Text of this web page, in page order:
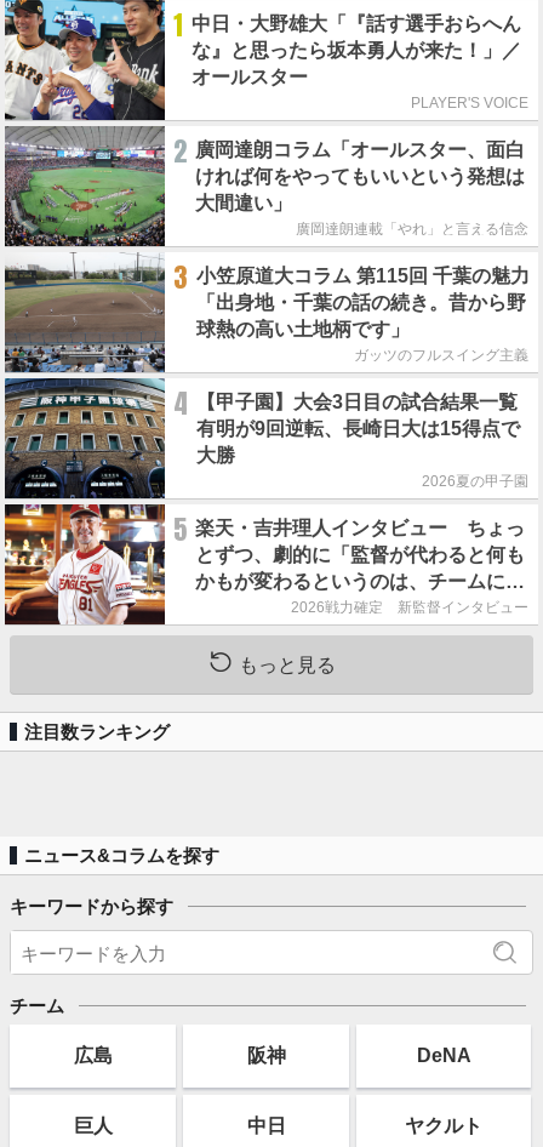
1 中日・大野雄大「『話す選手おらへん
な』と思ったら坂本勇人が来た！」／
オールスター
PLAYER'S VOICE
2 廣岡達朗コラム「オールスター、面白
ければ何をやってもいいという発想は
大間違い」
廣岡達朗連載「やれ」と言える信念
3 小笠原道大コラム 第115回 千葉の魅力
「出身地・千葉の話の続き。昔から野
球熱の高い土地柄です」
ガッツのフルスイング主義
4
【甲子園】大会3日目の試合結果一覧
有明が9回逆転、長崎日大は15得点で
大勝
2026夏の甲子園
5 楽天・吉井理人インタビュー ちょっ
とずつ、劇的に「監督が代わると何も
かもが変わるというのは、チームにと
って良くないことなんです」
2026戦力確定 新監督インタビュー
もっと見る
注目数ランキング
ニュース&コラムを探す
キーワードから探す
チーム
広島 阪神 DeNA
巨人 中日 ヤクルト